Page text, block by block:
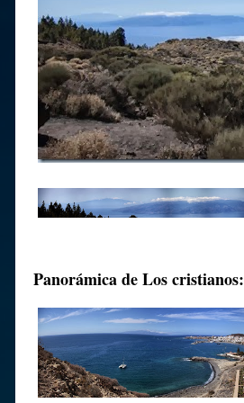
Panorámica de Los cristianos: